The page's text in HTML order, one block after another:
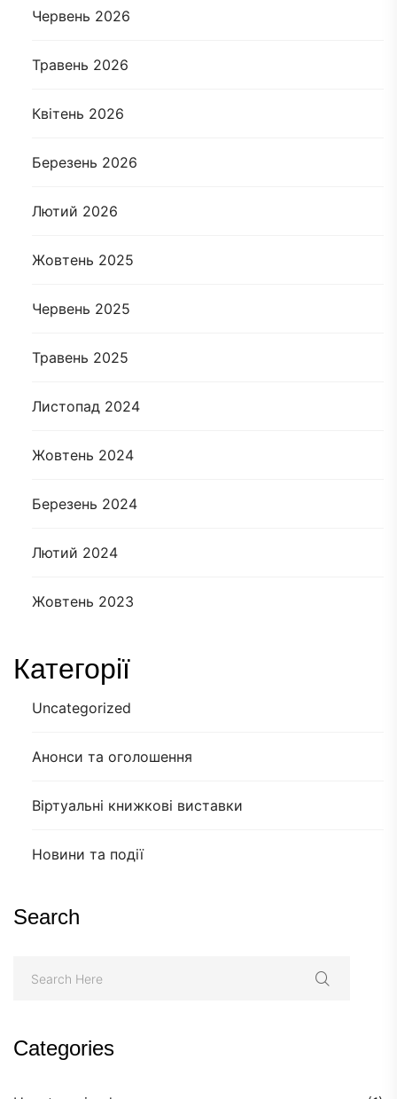
Червень 2026
Травень 2026
Квітень 2026
Березень 2026
Лютий 2026
Жовтень 2025
Червень 2025
Травень 2025
Листопад 2024
Жовтень 2024
Березень 2024
Лютий 2024
Жовтень 2023
Категорії
Uncategorized
Анонси та оголошення
Віртуальні книжкові виставки
Новини та події
Search
Categories